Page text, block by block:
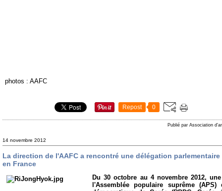
photos : AAFC
Repost 0
Publié par Association
14 novembre 2012
La direction de l'AAFC a rencontré une délégation
en France
Du 30 octobre au 4 novembre 2012,
l'Assemblée populaire suprême